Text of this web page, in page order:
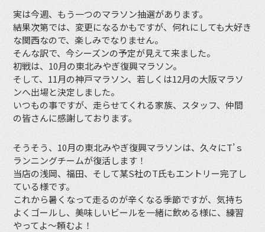
実は今週、もう一つのマラソン抽選があります。
結果次第では、変更になるかもですが、何れにしても大好き
な関西なので、楽しみでなりません。
そんな訳で、今シーズンの予定が見えて来ました。
初戦は、10月の東北みやぎ復興マラソン。
そして、11月の神戸マラソン、若しくは12月の大阪マラソ
ンへ出場と決定しました。
いつもの事ですが、走らせてくれる家族、スタッフ、仲間
の皆さんに感謝しております。
そうそう、10月の東北みやぎ復興マラソンは、久々にT’ｓ
ランニングチームが復活します！
当店の浅岡、福田、そして某S社のT氏もエントリー完了し
ている様です。
これから暑くなって走るのが辛くなる季節ですが、気持ち
よくゴールし、美味しいビールを一緒に飲める様に、練習
やってよ〜頼むよ！